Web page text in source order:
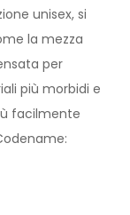
unisex, si
la mezza
per
più morbidi e
facilmente